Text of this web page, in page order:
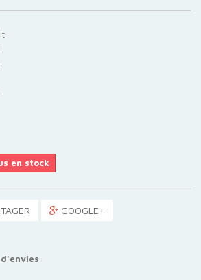
en stock
GOOGLE+